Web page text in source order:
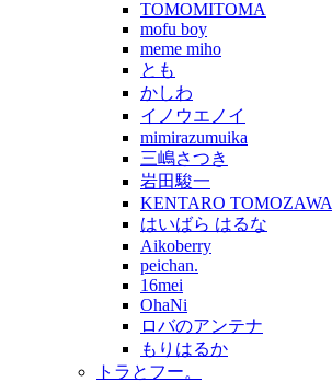
TOMOMITOMA
mofu boy
meme miho
とも
かしわ
イノウエノイ
mimirazumuika
三嶋さつき
岩田駿一
KENTARO TOMOZAWA
はいばら はるな
Aikoberry
peichan.
16mei
OhaNi
ロバのアンテナ
もりはるか
トラとフー。